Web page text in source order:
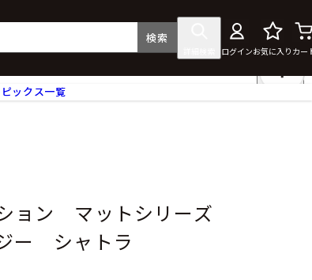
検索
ログインお気に入り カー
クセサリー
の他グッズ
ピックス一覧
ョン マットシリーズ
ー シャトラ